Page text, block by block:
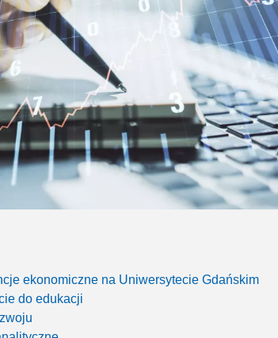
ekonomiczne na Uniwersytecie Gdańskim
do edukacji